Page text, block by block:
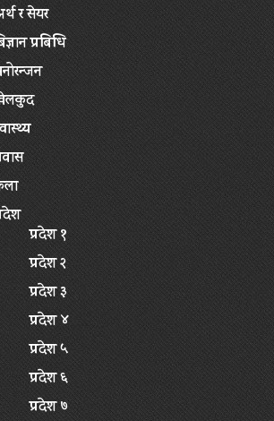
र सेयर
प्रबिधि
प्रदेश १
प्रदेश २
प्रदेश ३
प्रदेश ४
प्रदेश ५
प्रदेश ६
प्रदेश ७